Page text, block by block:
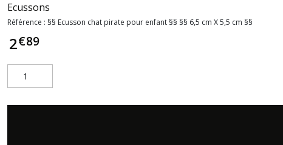
Ecussons
Référence : §§ Ecusson chat pirate pour enfant §§ §§ 6,5 cm X 5,5 cm §§
2€89